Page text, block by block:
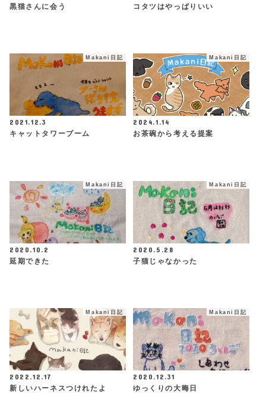
黒猫さんに会う コタツはやっぱりいい
Makani日記
2021.12.3
キャットタワーブーム
Makani日記
2024.1.14
お茶碗から考える提案
Makani日記
2020.10.2
延期できた
Makani日記
2020.5.28
子猫じゃなかった
Makani日記
2022.12.17
新しいハーネスつけれたよ
Makani日記
2020.12.31
ゆっくりの大晦日